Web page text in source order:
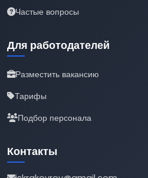
Частые вопросы
Для работодателей
Разместить вакансию
Тарифы
Подбор персонала
Контакты